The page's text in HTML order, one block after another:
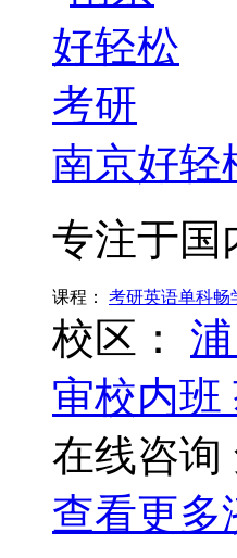
南京好轻
专注于国
课程： 考研英语单科畅
校区：
审校内班
在线咨询
查看更多